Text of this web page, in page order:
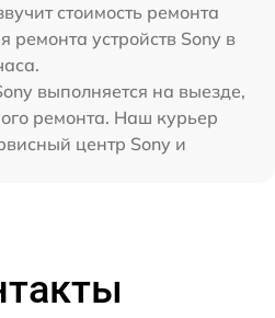
стоимость ремонта
ремонта устройств Sony в
выполняется на выезде,
ремонта. Наш курьер
центр Sony и